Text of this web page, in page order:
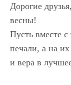
Дорогие
весны!
Пусть вместе
печали, а на
и вера в